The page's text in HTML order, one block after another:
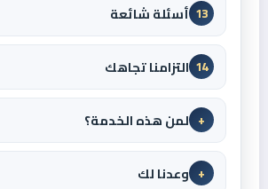
13 أسئلة شائعة
14 التزامنا تجاهك
+ لمن هذه الخدمة؟
+ وعدنا لك